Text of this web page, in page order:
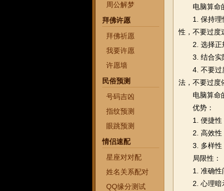
周公解梦
拜佛许愿
拜佛祈愿
我要许愿
许愿墙
民俗预测
号码吉凶
指纹预测
眼跳预测
情侣速配
星座对对配
姓名关系配对
QQ缘分测试
电脑算命
1. 保持
性，不要过度
2. 选择正规
3. 结合实际
4. 不要过度
法，不要过度
电脑算命
优势：
1. 便捷性
2. 高效性：
3. 多样性：
局限性：
1. 准确性
2. 心理暗示